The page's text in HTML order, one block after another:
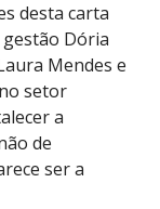
desta carta
Dória
Mendes e
setor
a
de
ser a